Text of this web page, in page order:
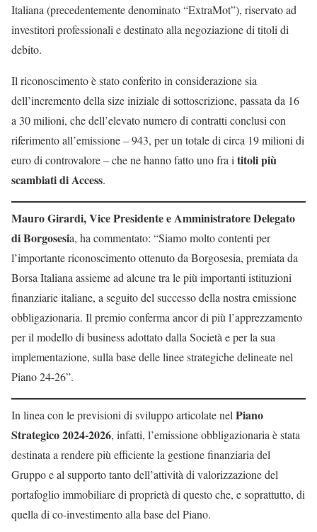
Italiana (precedentemente denominato “ExtraMot”), riservato ad
investitori professionali e destinato alla negoziazione di titoli di
debito.
Il riconoscimento è stato conferito in considerazione sia
dell’incremento della size iniziale di sottoscrizione, passata da 16
a 30 milioni, che dell’elevato numero di contratti conclusi con
riferimento all’emissione – 943, per un totale di circa 19 milioni di
euro di controvalore – che ne hanno fatto uno fra i titoli più
scambiati di Access.
Mauro Girardi, Vice Presidente e Amministratore Delegato
di Borgosesia, ha commentato: “Siamo molto contenti per
l’importante riconoscimento ottenuto da Borgosesia, premiata da
Borsa Italiana assieme ad alcune tra le più importanti istituzioni
finanziarie italiane, a seguito del successo della nostra emissione
obbligazionaria. Il premio conferma ancor di più l’apprezzamento
per il modello di business adottato dalla Società e per la sua
implementazione, sulla base delle linee strategiche delineate nel
Piano 24-26”.
In linea con le previsioni di sviluppo articolate nel Piano
Strategico 2024-2026, infatti, l’emissione obbligazionaria è stata
destinata a rendere più efficiente la gestione finanziaria del
Gruppo e al supporto tanto dell’attività di valorizzazione del
portafoglio immobiliare di proprietà di questo che, e soprattutto, di
quella di co-investimento alla base del Piano.